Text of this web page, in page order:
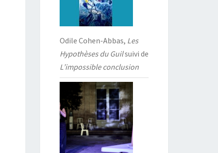
Odile Cohen-Abbas, Les
Hypothèses du Guilsuivi de
L’impossible conclusion